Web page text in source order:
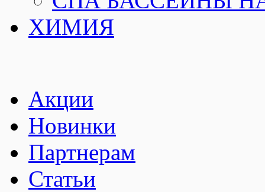
ХИМИЯ
Акции
Новинки
Партнерам
Статьи